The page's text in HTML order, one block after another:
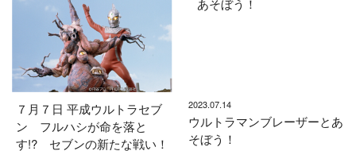
７月７日 平成ウルトラセブ
ン フルハシが命を落と
す!? セブンの新たな戦い！
2023.07.14
ウルトラマンブレーザーとあ
そぼう！